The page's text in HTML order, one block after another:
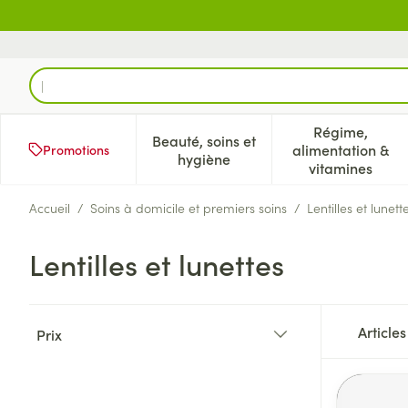
Rechercher
Promotions
Beauté, soins et
hygièneAfficher le sous-menu pour la
Régime,
alimentation &
vitamines
Afficher
Accueil / Soins à domicile et premiers soins / Lentilles et
Lentilles et lunettes
Prix
Articles